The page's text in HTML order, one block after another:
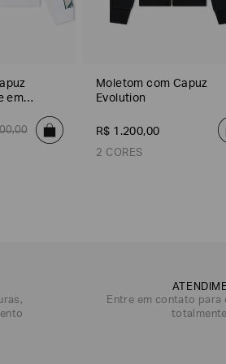
em
,00
Moletom com Capuz
Evolution
R$ 1 .200,00
2 CORES
Entre em contato para